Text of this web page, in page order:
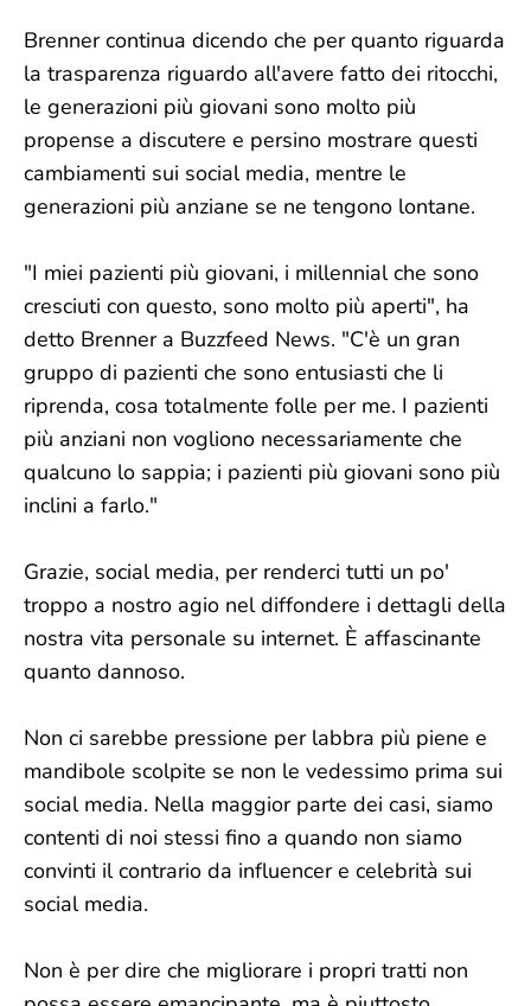
Brenner continua dicendo che per quanto riguarda
la trasparenza riguardo all'avere fatto dei ritocchi,
le generazioni più giovani sono molto più
propense a discutere e persino mostrare questi
cambiamenti sui social media, mentre le
generazioni più anziane se ne tengono lontane.
"I miei pazienti più giovani, i millennial che sono
cresciuti con questo, sono molto più aperti", ha
detto Brenner a Buzzfeed News. "C'è un gran
gruppo di pazienti che sono entusiasti che li
riprenda, cosa totalmente folle per me. I pazienti
più anziani non vogliono necessariamente che
qualcuno lo sappia; i pazienti più giovani sono più
inclini a farlo."
Grazie, social media, per renderci tutti un po'
troppo a nostro agio nel diffondere i dettagli della
nostra vita personale su internet. È affascinante
quanto dannoso.
Non ci sarebbe pressione per labbra più piene e
mandibole scolpite se non le vedessimo prima sui
social media. Nella maggior parte dei casi, siamo
contenti di noi stessi fino a quando non siamo
convinti il contrario da influencer e celebrità sui
social media.
Non è per dire che migliorare i propri tratti non